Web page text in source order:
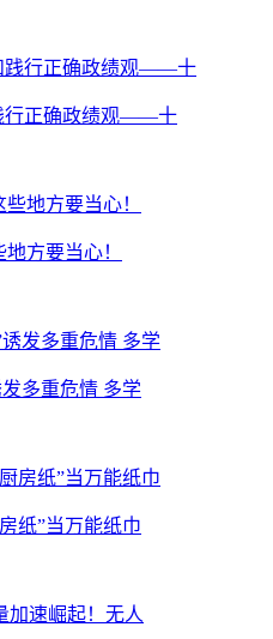
行正确政绩观——十
方要当心！
多重危情 多学
纸”当万能纸巾